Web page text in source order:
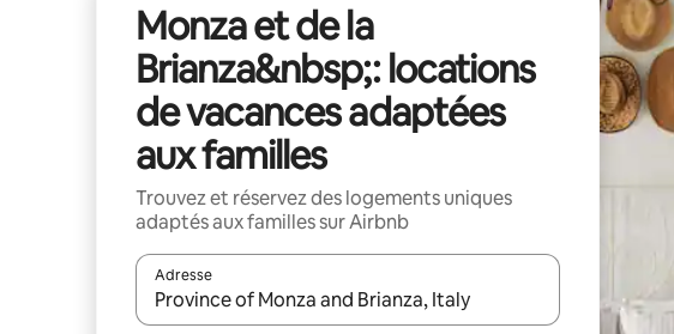
Monza et de la
Brianza&nbsp;: locations
de vacances adaptées
aux familles
Trouvez et réservez des logements uniques
adaptés aux familles sur Airbnb
Adresse
Lorsque les résultats s'affichent, utilisez les flèches vers le haut et